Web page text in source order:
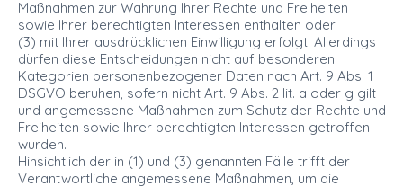
Maßnahmen zur Wahrung Ihrer Rechte und Freiheiten
sowie Ihrer berechtigten Interessen enthalten oder
(3) mit Ihrer ausdrücklichen Einwilligung erfolgt. Allerdings
dürfen diese Entscheidungen nicht auf besonderen
Kategorien personenbezogener Daten nach Art. 9 Abs. 1
DSGVO beruhen, sofern nicht Art. 9 Abs. 2 lit. a oder g gilt
und angemessene Maßnahmen zum Schutz der Rechte und
Freiheiten sowie Ihrer berechtigten Interessen getroffen
wurden.
Hinsichtlich der in (1) und (3) genannten Fälle trifft der
Verantwortliche angemessene Maßnahmen, um die